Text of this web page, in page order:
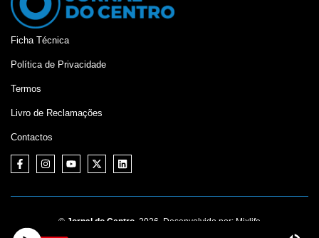
Ficha Técnica
Política de Privacidade
Termos
Livro de Reclamações
Contactos
© Jornal do Centro, 2026. Desenvolvido por: Mixlife